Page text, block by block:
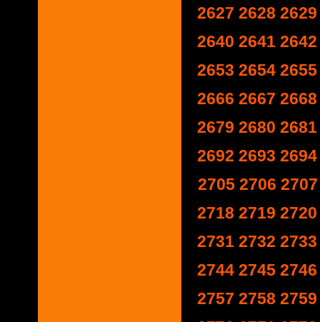
2627 2628 2629
2640 2641 2642
2653 2654 2655
2666 2667 2668
2679 2680 2681
2692 2693 2694
2705 2706 2707
2718 2719 2720
2731 2732 2733
2744 2745 2746
2757 2758 2759